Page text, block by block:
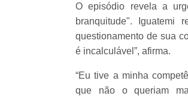
O episódio revela a
branquitude". Iguatemi
questionamento de sua
é incalculável”, afirma.
“Eu tive a minha
que não o queriam